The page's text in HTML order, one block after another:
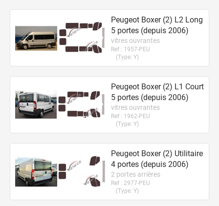
Peugeot Boxer (2) L2 Long
5 portes(depuis2006)
vitres ouvrantes
Ref : 1957-PEU
(Type: Y)
Peugeot Boxer (2) L1 Court
5 portes(depuis2006)
vitres ouvrantes
Ref : 1962-PEU
(Type: Y)
Peugeot Boxer (2) Utilitaire
4 portes(depuis2006)
2 portes arrières
Ref : 2977-PEU
(Type: Y)